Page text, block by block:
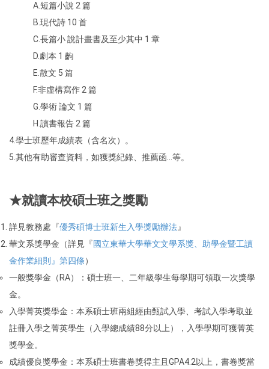
A.短篇小說 2 篇
B.現代詩 10 首
C.長篇小 說計畫書及至少其中 1 章
D.劇本 1 齣
E.散文 5 篇
F.非虛構寫作 2 篇
G.學術 論文 1 篇
H.讀書報告 2 篇
4.學士班歷年成績表（含名次）。
5.其他有助審查資料，如獲獎紀錄、推薦函…等。
★就讀本校碩士班之獎勵
詳見教務處『優秀碩博士班新生入學獎勵辦法』
華文系獎學金（詳見『國立東華大學華文文學系獎、助學金暨工讀
金作業細則』第四條）
一般獎學金（RA）：碩士班一、二年級學生每學期可領取一次獎學
金。
入學菁英獎學金：本系碩士班兩組經由甄試入學、考試入學考取並
註冊入學之菁英學生（入學總成績88分以上），入學學期可獲菁英
獎學金。
成績優良獎學金：本系碩士班書卷獎得主且GPA4.2以上，書卷獎當